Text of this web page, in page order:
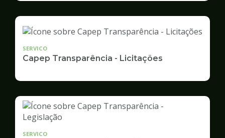
SERVICO
Capep Transparência - Licitações
SERVICO